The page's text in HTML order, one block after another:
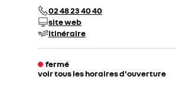
02 48 23 40 40
site web
itinéraire
fermé
voir tous les horaires d'ouverture